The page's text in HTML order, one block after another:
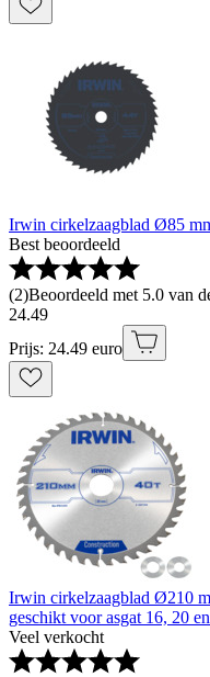
Irwin cirkelzaagblad Ø85
Best beoordeeld
(2)Beoordeeld met 5.0 van
24.49
Prijs: 24.49 euro
Irwin cirkelzaagblad Ø210
geschikt voor asgat 16, 20
Veel verkocht